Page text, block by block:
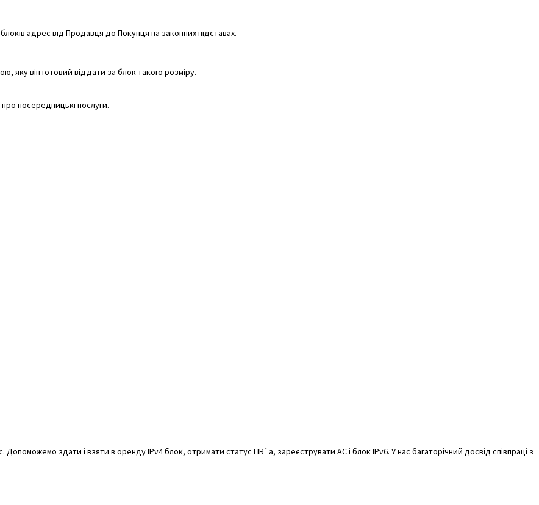
адрес від Продавця до Покупця на законних підставах.
яку він готовий віддати за блок такого розміру.
посередницькі послуги.
здати і взяти в оренду IPv4 блок, отримати статус LIR`a, зареєструвати АС і блок IPv6. У нас багаторічний досвід співпраці з